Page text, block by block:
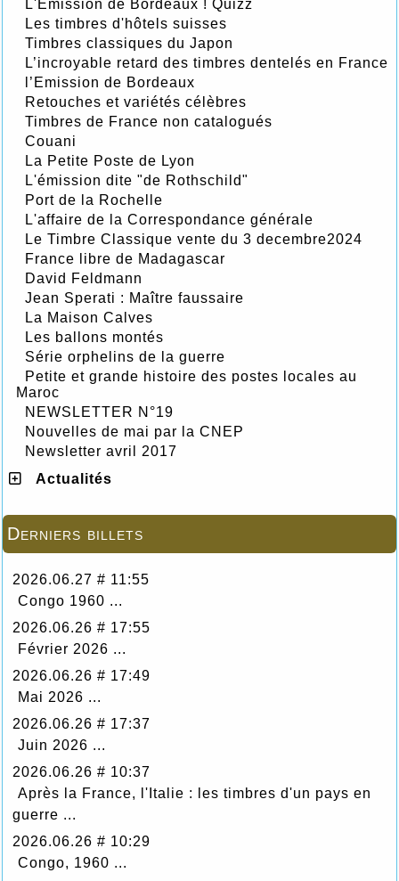
L'Emission de Bordeaux ! Quizz
Les timbres d'hôtels suisses
Timbres classiques du Japon
L’incroyable retard des timbres dentelés en France
l’Emission de Bordeaux
Retouches et variétés célèbres
Timbres de France non catalogués
Couani
La Petite Poste de Lyon
L'émission dite "de Rothschild"
Port de la Rochelle
L'affaire de la Correspondance générale
Le Timbre Classique vente du 3 decembre2024
France libre de Madagascar
David Feldmann
Jean Sperati : Maître faussaire
La Maison Calves
Les ballons montés
Série orphelins de la guerre
Petite et grande histoire des postes locales au
Maroc
NEWSLETTER N°19
Nouvelles de mai par la CNEP
Newsletter avril 2017
Actualités
Derniers billets
2026.06.27 # 11:55
Congo 1960 ...
2026.06.26 # 17:55
Février 2026 ...
2026.06.26 # 17:49
Mai 2026 ...
2026.06.26 # 17:37
Juin 2026 ...
2026.06.26 # 10:37
Après la France, l'Italie : les timbres d'un pays en
guerre ...
2026.06.26 # 10:29
Congo, 1960 ...